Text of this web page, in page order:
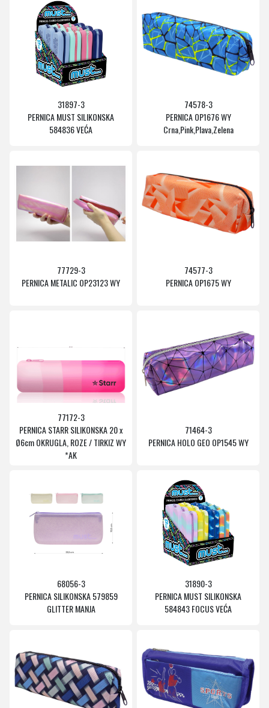
31897-3
PERNICA MUST SILIKONSKA
584836 VEĆA
74578-3
PERNICA OP1676 WY
Crna,Pink,Plava,Zelena
77729-3
PERNICA METALIC OP23123 WY
74577-3
PERNICA OP1675 WY
77172-3
PERNICA STARR SILIKONSKA 20 x
Ø6cm OKRUGLA, ROZE / TIRKIZ WY
*AK
71464-3
PERNICA HOLO GEO OP1545 WY
68056-3
PERNICA SILIKONSKA 579859
GLITTER MANJA
31890-3
PERNICA MUST SILIKONSKA
584843 FOCUS VEĆA